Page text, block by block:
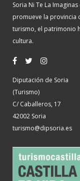
Soria Ni Te La
promueve la provincia
turismo, el patrimonio
cultura.
Diputación de Soria
(Turismo)
C/ Caballeros, 17
42002 Soria
turismo@dipsoria.es